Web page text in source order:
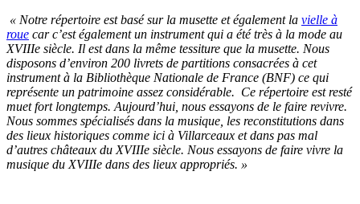
« Notre répertoire est basé sur la musette et également la vielle à
roue car c’est également un instrument qui a été très à la mode au
XVIIIe siècle. Il est dans la même tessiture que la musette. Nous
disposons d’environ 200 livrets de partitions consacrées à cet
instrument à la Bibliothèque Nationale de France (BNF) ce qui
représente un patrimoine assez considérable. Ce répertoire est resté
muet fort longtemps. Aujourd’hui, nous essayons de le faire revivre.
Nous sommes spécialisés dans la musique, les reconstitutions dans
des lieux historiques comme ici à Villarceaux et dans pas mal
d’autres châteaux du XVIIIe siècle. Nous essayons de faire vivre la
musique du XVIIIe dans des lieux appropriés. »